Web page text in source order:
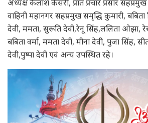
अध्यक्ष कैलाश केसरी, प्रांत प्रचार प्रसार
वाहिनी महानगर सहप्रमुख समृद्धि कुमारी, बबिता
देवी, ममता, सुरूति देवी,रेनू सिंह,ललिता ओझा,
बबिता वर्मा, ममता देवी, मीना देवी, पुजा सिंह,
देवी,पुष्पा देवी एवं अन्य उपस्थित रहे।